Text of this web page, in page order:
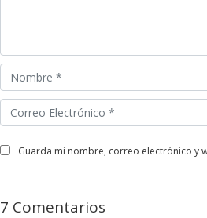
guarda mi nombre, correo electrónico y
7 Comentarios